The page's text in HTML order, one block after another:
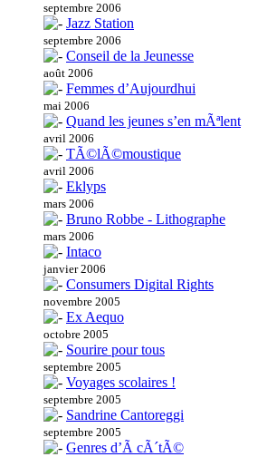
septembre 2006
Jazz Station
septembre 2006
Conseil de la Jeunesse
août 2006
Femmes d’Aujourdhui
mai 2006
Quand les jeunes s’en mÃªlent
avril 2006
TÃ©lÃ©moustique
avril 2006
Eklyps
mars 2006
Bruno Robbe - Lithographe
mars 2006
Intaco
janvier 2006
Consumers Digital Rights
novembre 2005
Ex Aequo
octobre 2005
Sourire pour tous
septembre 2005
Voyages scolaires !
septembre 2005
Sandrine Cantoreggi
septembre 2005
Genres d’Ã cÃ´tÃ©